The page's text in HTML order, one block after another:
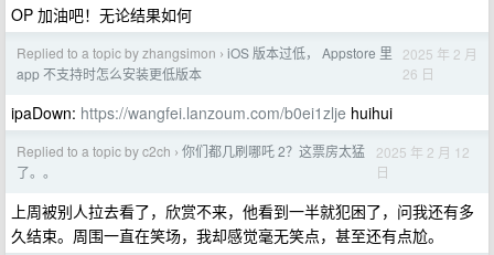
OP 加油吧！无论结果如何
Replied to a topic by zhangsimon › iOS 版本过低， Appstore 里
app 不支持时怎么安装更低版本
2025 年 2 月
26 日
ipaDown: https://wangfei.lanzoum.com/b0ei1zlje huihui
Replied to a topic by c2ch › 你们都几刷哪吒 2？这票房太猛
了。。
2025 年 2 月 12
日
上周被别人拉去看了，欣赏不来，他看到一半就犯困了，问我还有多
久结束。周围一直在笑场，我却感觉毫无笑点，甚至还有点尬。